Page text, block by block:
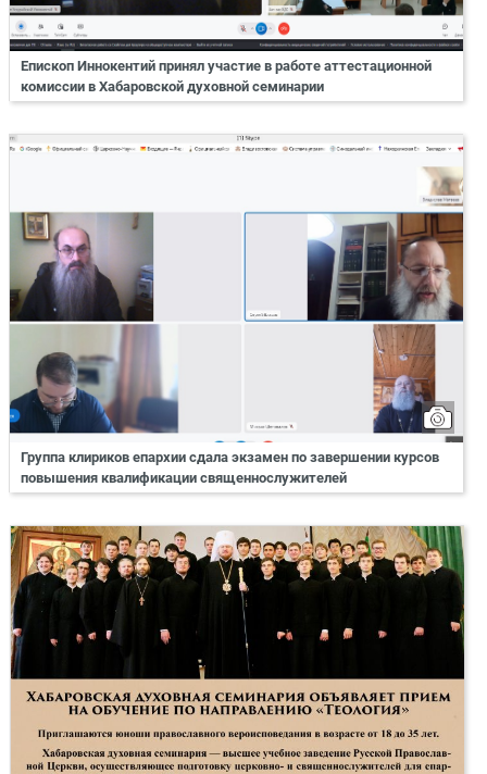
Епископ Иннокентий принял участие в работе аттестационной
комиссии в Хабаровской духовной семинарии
Группа клириков епархии сдала экзамен по завершении курсов
повышения квалификации священнослужителей